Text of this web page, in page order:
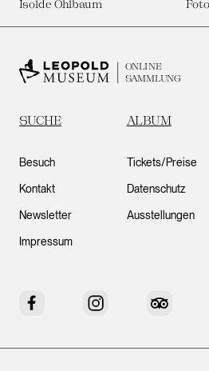
Isolde Ohlbaum
ONLINE
SAMMLUNG
SUCHE ALBUM
Besuch
Kontakt
Newsletter
Impressum
Tickets/Preise
Datenschutz
Ausstellungen
Facebook Instagram Tripadvisor